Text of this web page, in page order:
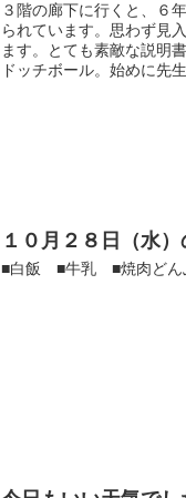
３階の廊下に行くと、６
られています。思わず見
ます。とても素敵な説明
ドッチボール。始めに先
１０月２８日（水
■白飯 ■牛乳 ■焼肉どん